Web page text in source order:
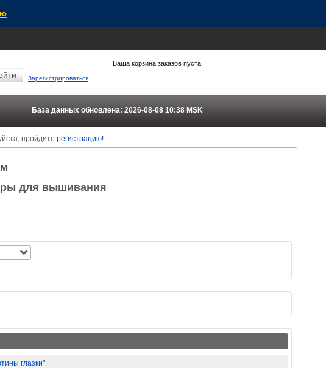
Зарегистрироваться
Ваша корзина заказов пуста.
База данных обновлена: 2026-08-08 10:38 MSK
пройдите регистрацию!
для вышивания
глазки"